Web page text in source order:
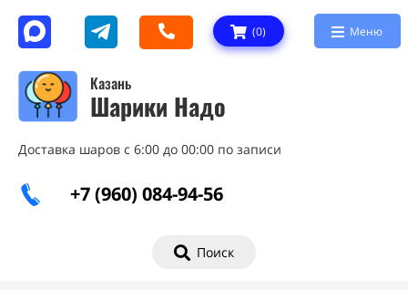
(0) Меню
Казань
Шарики Надо
Доставка шаров с 6:00 до 00:00 по записи
+7 (960) 084-94-56
Поиск